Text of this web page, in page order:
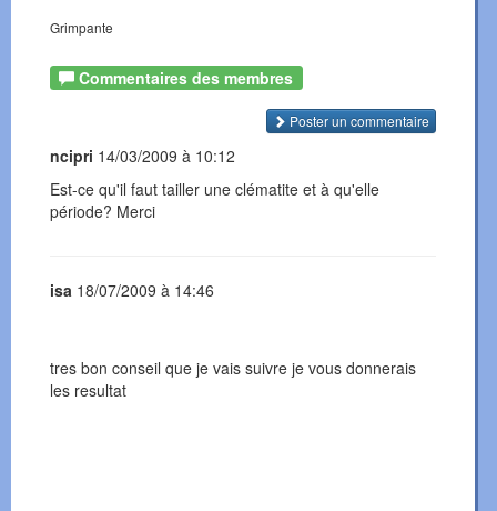
Grimpante
Commentaires des membres
Poster un commentaire
ncipri 14/03/2009 à 10:12
Est-ce qu'il faut tailler une clématite et à qu'elle
période? Merci
isa 18/07/2009 à 14:46
tres bon conseil que je vais suivre je vous donnerais
les resultat